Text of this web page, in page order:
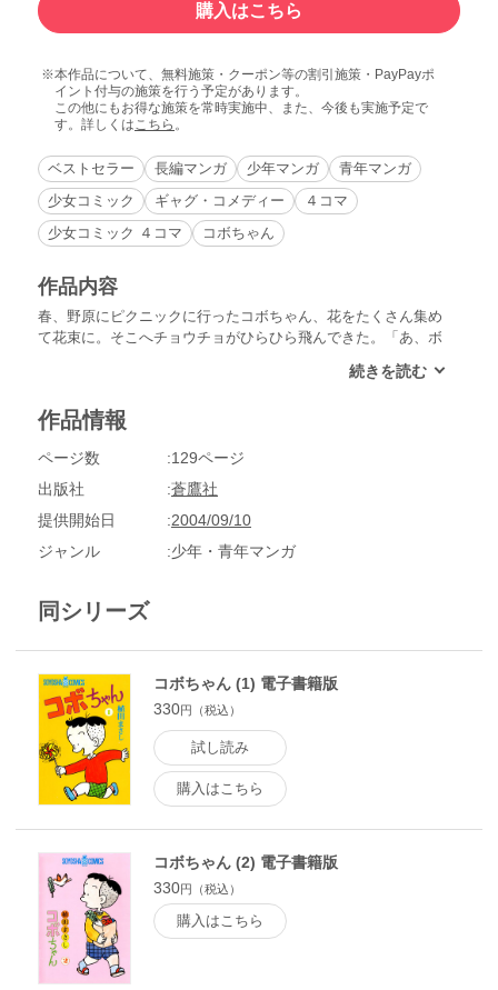
購入はこちら
本作品について、無料施策・クーポン等の割引施策・PayPayポ
イント付与の施策を行う予定があります。
この他にもお得な施策を常時実施中、また、今後も実施予定で
す。詳しくは こちら 。
ベストセラー 長編マンガ 少年マンガ
青年マンガ
少女コミック
ギャグ・コメディー
４コマ
少女コミック ４コマ
コボちゃん
作品内容
春、野原にピクニックに行ったコボちゃん、花をたくさん集め
て花束に。そこへチョウチョがひらひら飛んできた。「あ、ボ
になりたかったんだろ」。でもチョウチョはプンプン怒りなが
をふんづけてやった」「そうか、よくやった」。真実はえてし
作品情報
ページ数
129ページ
出版社
蒼鷹社
提供開始日
2004/09/10
ジャンル
少年・青年マンガ
同シリーズ
コボちゃん (1) 電子書籍版
330円（税込）
試し読み
購入はこちら
コボちゃん (2) 電子書籍版
330円（税込）
購入はこちら